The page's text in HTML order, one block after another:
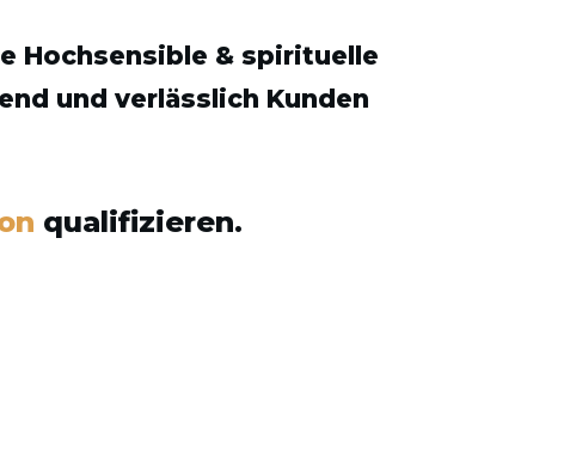
Hochsensible & spirituelle
und verlässlich Kunden
qualifizieren.